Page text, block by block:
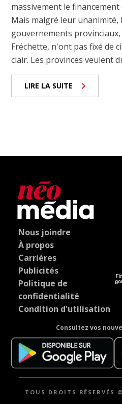
massivement le financement
Mais malgré leur unanimité,
gouvernements
Fréchette, n'ont pas fixé de
clair. Les provinces veulent
LIRE LA SUITE
Nous joindre
À propos
Carrières
Publicités
Politique de
confidentialité
Condition d'utilisation
Consultez vos
TOUS DROITS RÉSERVÉS